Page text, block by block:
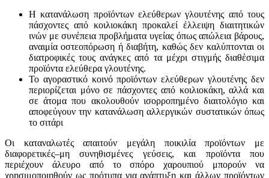
Η κατανάλωση προϊόντων ελεύθερων γλουτένης από τους
πάσχοντες από κοιλιοκάκη προκαλεί έλλειψη διαιτητικών
ινών με συνέπεια προβλήματα υγείας όπως απώλεια βάρους,
αναιμία οστεοπόρωση ή διαβήτη, καθώς δεν καλύπτονται οι
διατροφικές τους ανάγκες από τα μέχρι στιγμής διαθέσιμα
προϊόντα ελεύθερα γλουτένης.
Το αγοραστικό κοινό προϊόντων ελεύθερων γλουτένης δεν
περιορίζεται μόνο σε πάσχοντες από κοιλιοκάκη, αλλά και
σε άτομα που ακολουθούν ισορροπημένο διαιτολόγιο και
αποφεύγουν την κατανάλωση αλλεργικών συστατικών όπως
το σιτάρι
Οι καταναλωτές απαιτούν μεγάλη ποικιλία προϊόντων με
διαφορετικές–μη συνηθισμένες γεύσεις, και προϊόντα που
περιέχουν άλευρο από το σπόρο χαρουπιού μπορούν να
χρησιμοποιηθούν ως πρότυπα για ανάπτυξη και άλλων προϊόντων